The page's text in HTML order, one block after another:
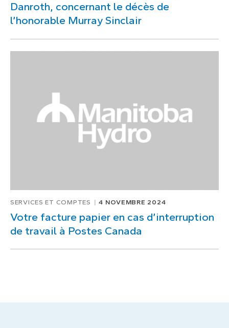
Danroth, concernant le décès de
l’honorable Murray Sinclair
SERVICES ET COMPTES 4 NOVEMBRE 2024
Votre facture papier en cas d’interruption
de travail à Postes Canada